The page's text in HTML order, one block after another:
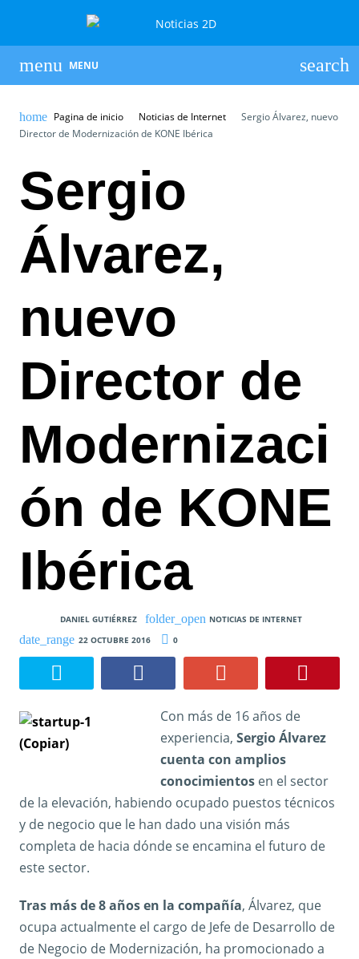
MENU
Pagina de inicio Noticias de Internet
Sergio Álvarez, nuevo
Director de Modernización de KONE Ibérica
Sergio
Álvarez,
nuevo
Director de
Modernizaci
ón de KONE
Ibérica
DANIEL GUTIÉRREZ
NOTICIAS DE INTERNET
22 OCTUBRE 2016
0
Con más de 16 años de
experiencia, Sergio Álvarez
cuenta con amplios
conocimientosen el sector
de la elevación, habiendo ocupado puestos técnicos
y de negocio que le han dado una visión más
completa de hacia dónde se encamina el futuro de
este sector.
Tras más de 8 años en la compañía, Álvarez, que
ocupa actualmente el cargo de Jefe de Desarrollo de
de Negocio de Modernización, ha promocionado a